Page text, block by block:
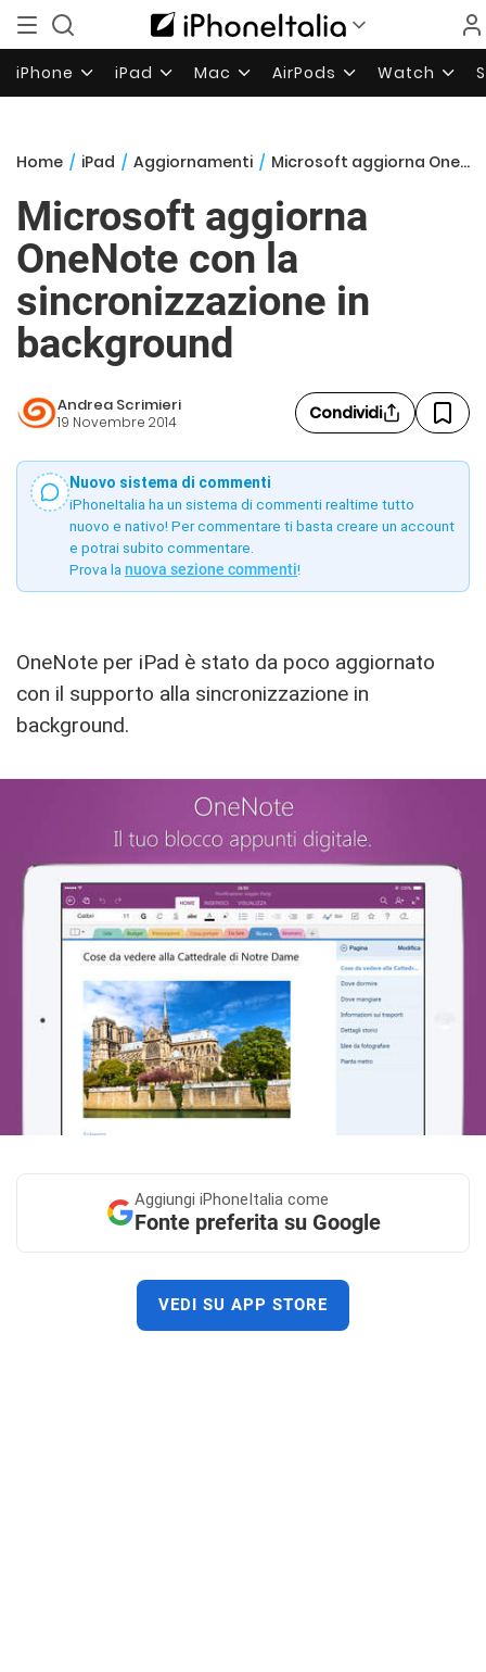
iPhone iPad Mac AirPods Watch
Home / iPad / Aggiornamenti / Microsoft aggiorna OneNote con la sincronizzazione in background
Microsoft aggiorna
OneNote con la
sincronizzazione in
background
Andrea Scrimieri
19 Novembre 2014 Condividi
Nuovo sistema di commenti
iPhoneItalia ha un sistema di commenti realtime tutto
nuovo e nativo! Per commentare ti basta creare un account
e potrai subito commentare.
Prova la nuova sezione commenti!
OneNote per iPad è stato da poco aggiornato
con il supporto alla sincronizzazione in
background.
Aggiungi iPhoneItalia come
Fonte preferita su Google
VEDI SU APP STORE